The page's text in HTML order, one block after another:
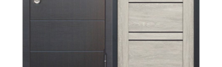
КОМПАНИИ